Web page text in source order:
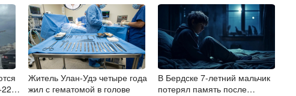
Житель Улан-Удэ четыре года
жил с гематомой в голове
В Бердске 7-летний мальчик
потерял память после